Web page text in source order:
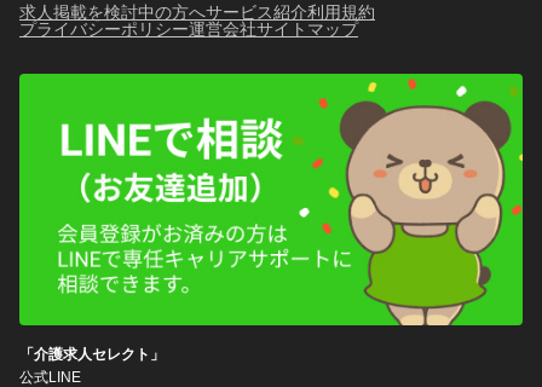
求人掲載を検討中の方へサービス紹介利用規約
プライバシーポリシー運営会社サイトマップ
「介護求人セレクト」
公式LINE